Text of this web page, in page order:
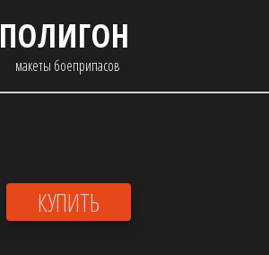
ПОЛИГОН
макеты боеприпасов
КУПИТЬ